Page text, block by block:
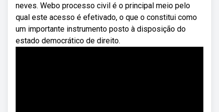
neves. Webo processo civil é o principal meio pelo
qual este acesso é efetivado, o que o constitui como
um importante instrumento posto à disposição do
estado democrático de direito.